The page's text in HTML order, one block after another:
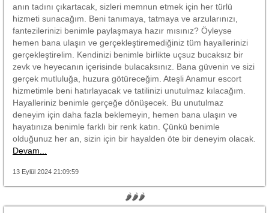
anın tadını çıkartacak, sizleri memnun etmek için her türlü
hizmeti sunacağım. Beni tanımaya, tatmaya ve arzularınızı,
fantezilerinizi benimle paylaşmaya hazır mısınız? Öyleyse
hemen bana ulaşın ve gerçekleştiremediğiniz tüm hayallerinizi
gerçekleştirelim. Kendinizi benimle birlikte uçsuz bucaksız bir
zevk ve heyecanın içerisinde bulacaksınız. Bana güvenin ve sizi
gerçek mutluluğa, huzura götüreceğim. Ateşli Anamur escort
hizmetimle beni hatırlayacak ve tatilinizi unutulmaz kılacağım.
Hayalleriniz benimle gerçeğe dönüşecek. Bu unutulmaz
deneyim için daha fazla beklemeyin, hemen bana ulaşın ve
hayatınıza benimle farklı bir renk katın. Çünkü benimle
olduğunuz her an, sizin için bir hayalden öte bir deneyim olacak.
Devam...
13 Eylül 2024 21:09:59
🌶🌶🌶